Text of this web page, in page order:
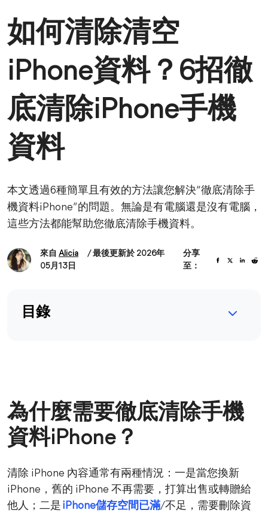
如何清除清空
iPhone資料？6招徹
底清除iPhone手機
資料
本文透過6種簡單且有效的方法讓您解決“徹底清除手
機資料iPhone”的問題。無論是有電腦還是沒有電腦，
這些方法都能幫助您徹底清除手機資料。
來自 Alicia
/ 最後更新於 2026年
05月13日
分享
至：
目錄
為什麼需要徹底清除手機
資料iPhone？
清除 iPhone 內容通常有兩種情況：一是當您換新
iPhone，舊的 iPhone 不再需要，打算出售或轉贈給
他人；二是 iPhone儲存空間已滿/不足，需要刪除資